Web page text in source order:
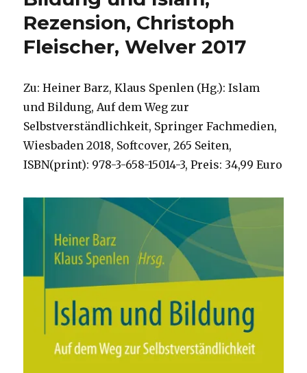
Möhnesee
dürfen
nicht
Schule
Diakonie
Ruhr-
Hellweg
Rezension, Christoph
Fleischer, Welver 2017
Zu: Heiner Barz, Klaus Spenlen (Hg.): Islam
und Bildung, Auf dem Weg zur
Selbstverständlichkeit, Springer Fachmedien,
Wiesbaden 2018, Softcover, 265 Seiten,
ISBN(print): 978-3-658-15014-3, Preis: 34,99 Euro